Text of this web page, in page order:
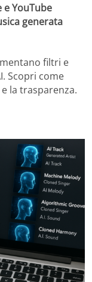
e YouTube
generata
filtri e
Scopri come
la trasparenza.